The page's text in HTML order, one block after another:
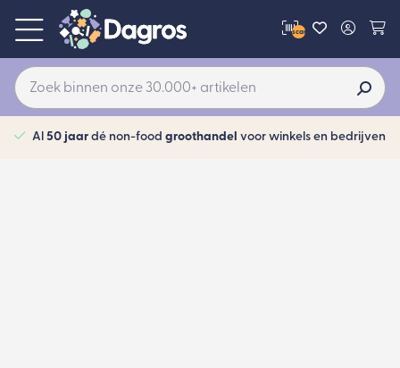
scan
Al 50 jaar dé non-food groothandel voor winkels en bedrijven